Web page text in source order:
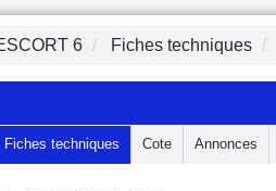
6 Fiches techniques
Fiches techniques Cote Annonces